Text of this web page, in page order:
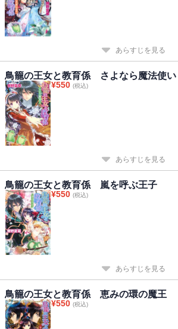
あらすじを見る
鳥籠の王女と教育係 さよなら魔法使い
¥550 (税込)
あらすじを見る
鳥籠の王女と教育係 嵐を呼ぶ王子
¥550 (税込)
あらすじを見る
鳥籠の王女と教育係 恵みの環の魔王
¥550 (税込)